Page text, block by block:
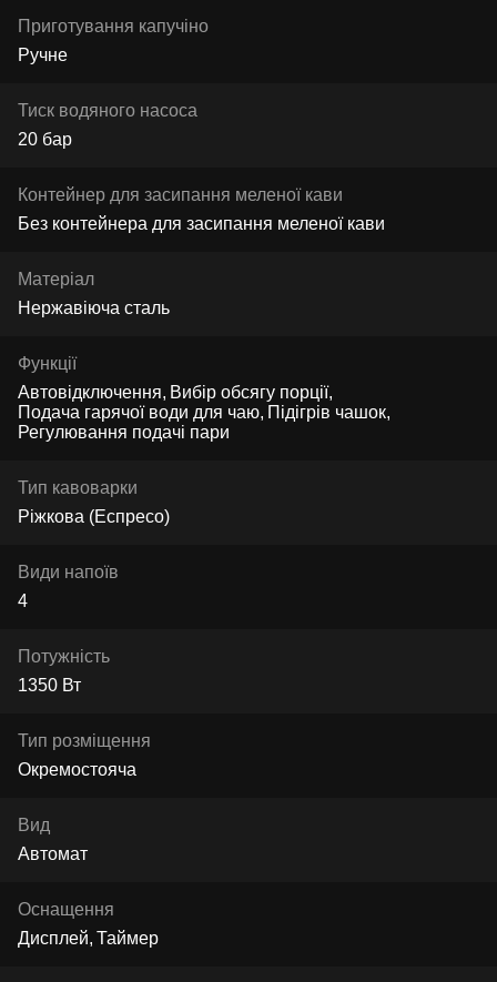
Приготування капучіно
Ручне
Тиск водяного насоса
20 бар
Контейнер для засипання меленої кави
Без контейнера для засипання меленої кави
Матеріал
Нержавіюча сталь
Функції
Автовідключення Вибір обсягу порції
Подача гарячої води для чаю Підігрів чашок
Регулювання подачі пари
Тип кавоварки
Ріжкова (Еспресо)
Види напоїв
4
Потужність
1350 Вт
Тип розміщення
Окремостояча
Вид
Автомат
Оснащення
Дисплей Таймер